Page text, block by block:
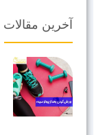
آخرین مقالات